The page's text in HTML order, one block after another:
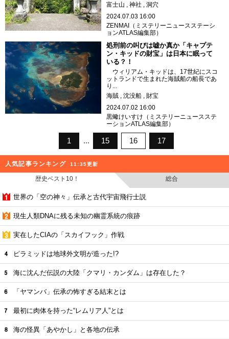
富士山
神社
洞穴
2024.07.03 16:00
ZENMAI（ミステリーニュースステーシ
ョンATLAS編集部）
処刑前の叫びは嘘か真か「キャプテ
ン・キッドの財宝」は日本に眠って
いる？！
ウィリアム・キッドは、17世紀にスコ
ットランドで生まれた海賊船の船長であ
り...
海賊
沈没船
財宝
2024.07.02 16:00
黒蠍けいすけ（ミステリーニュースステ
ーションATLAS編集部）
1 15 16 17
人気記事ランキング 11:35更新
歴史ベスト10！ 総合
世界の「空の神々」伝承と古代宇宙飛行士説
現生人類DNAに残る未知の幽霊系統の痕跡
実在したCIAの「スカイフック」作戦
ピラミッドは地球外文明が造った!?
海に沈んだ伝説の大陸「クマリ・カンダム」は存在した？
「ヤマンバ」伝承の怖すぎる結末とは
最初に肉体を持った“レムリア人”とは
海の怪異「あやかし」と各地の伝承